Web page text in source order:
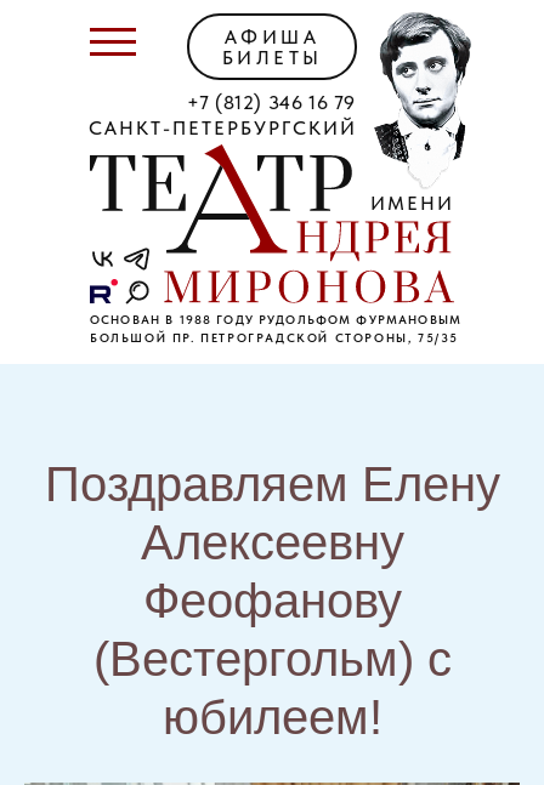
САНКТ-ПЕТЕРБУРГСКИЙ
ИМЕНИ
ОСНОВАН В 1988 ГОДУ РУДОЛЬФОМ ФУРМАНОВЫМ
+7 (812) 346 16 79
БОЛЬШОЙ ПР. ПЕТРОГРАДСКОЙ СТОРОНЫ, 75/35
АФИША
БИЛЕТЫ
Поздравляем Елену
Алексеевну
Феофанову
(Вестергольм) с
юбилеем!